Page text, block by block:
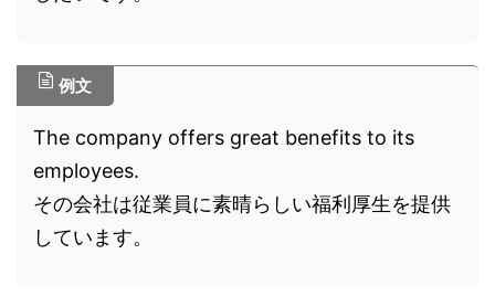
例文
The company offers great benefits to its
employees.
その会社は従業員に素晴らしい福利厚生を提供
しています。